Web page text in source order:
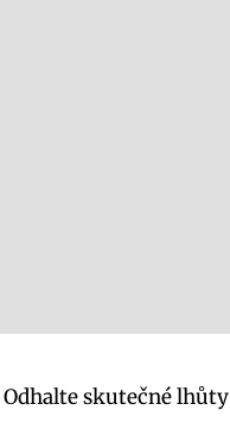
skutečné lhůty